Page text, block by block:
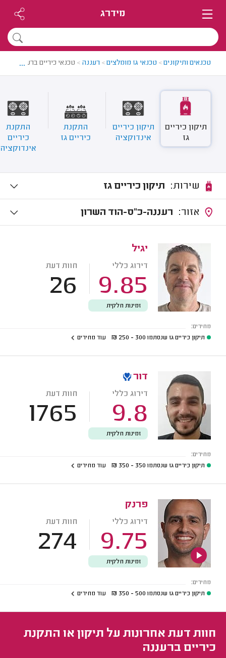
מידרג
טכנאים ותיקונים> טכנאי גז מומלצים> רעננה > טכנאי כיריים ברעננה
...
תיקון כיריים
גז
תיקון כיריים
אינדוקציה
התקנת
כיריים גז
התקנת
כיריים
אינדוקציה
תיקון כיריים גז
רעננה-כ"ס-הוד השרון
יגיל
דירוג כללי
9.85
חוות דעת
26
זמינות חלקית
מחירים:
תיקון כיריים גז שנסתמו 300 - 250
₪ עוד מחירים
דור
דירוג כללי
9.8
חוות דעת
1765
זמינות חלקית
מחירים:
תיקון כיריים גז שנסתמו 350 - 350
₪ עוד מחירים
פרנק
דירוג כללי
9.75
חוות דעת
274
זמינות חלקית
מחירים:
תיקון כיריים גז שנסתמו 500 - 350
₪ עוד מחירים
חוות דעת אחרונות על תיקון או התקנת
כיריים ברעננה